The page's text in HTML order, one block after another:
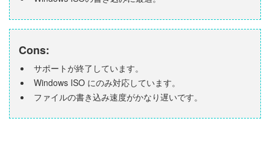
Cons:
サポートが終了しています。
Windows ISO にのみ対応しています。
ファイルの書き込み速度がかなり遅いです。